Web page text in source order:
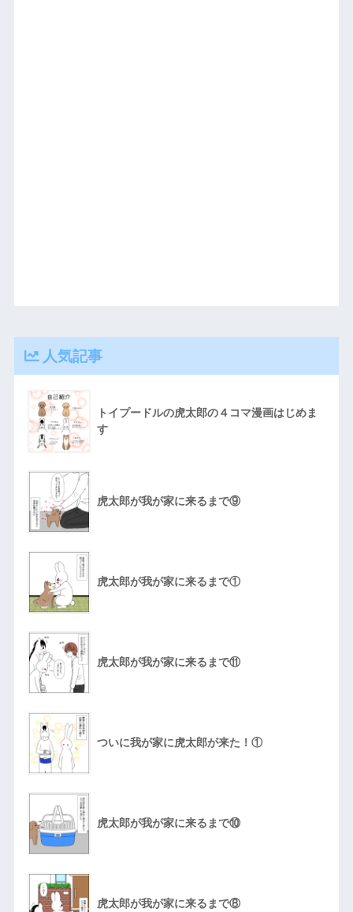
人気記事
トイプードルの虎太郎の４コマ漫画はじめま
す
虎太郎が我が家に来るまで⑨
虎太郎が我が家に来るまで①
虎太郎が我が家に来るまで⑪
ついに我が家に虎太郎が来た！①
虎太郎が我が家に来るまで⑩
虎太郎が我が家に来るまで⑧